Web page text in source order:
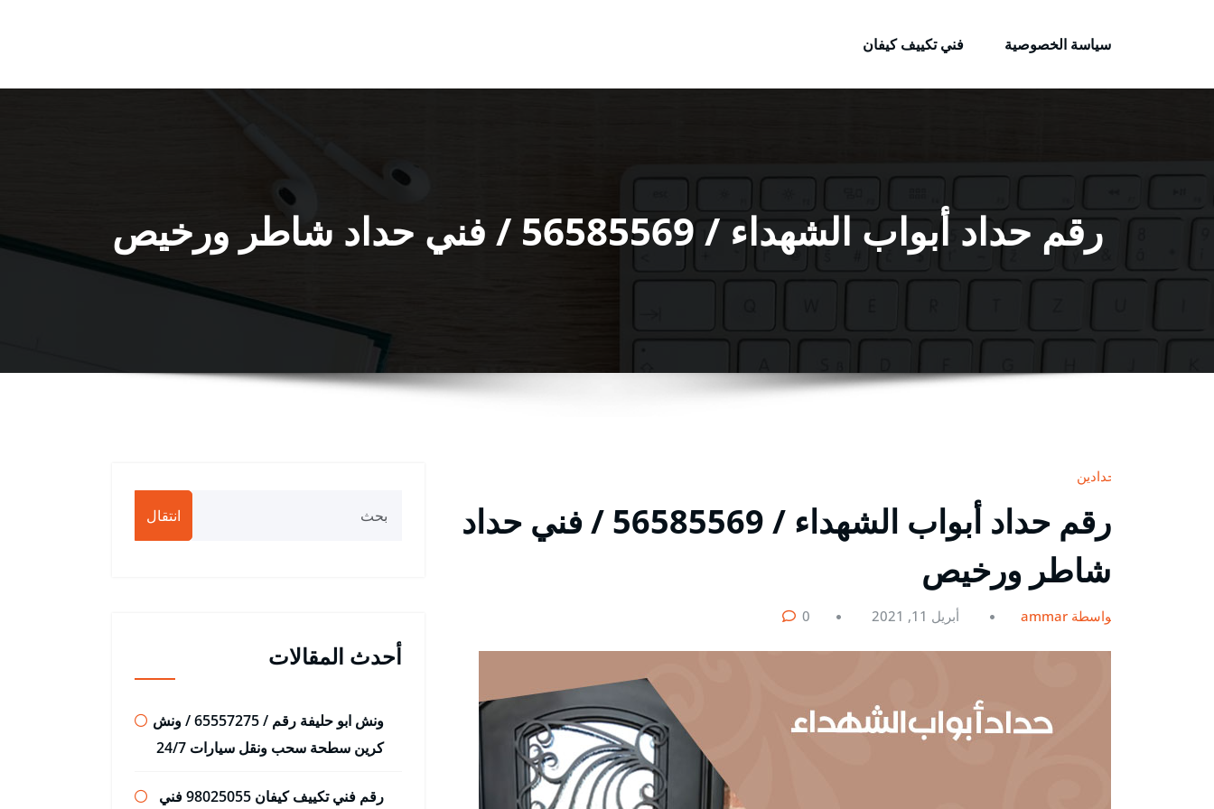
سياسة الخصوصية
فني تكييف كيفان
رقم حداد أبواب الشهداء / 56585569 / فني حداد شاطر ورخيص
حدادين
رقم حداد أبواب الشهداء / 56585569 / فني حداد
شاطر ورخيص
بواسطة ammar أبريل 11, 2021 0
انتقال
أحدث المقالات
ونش ابو حليفة رقم / 65557275 / ونش
كرين سطحة سحب ونقل سيارات 24/7
رقم فني تكييف كيفان 98025055 فني